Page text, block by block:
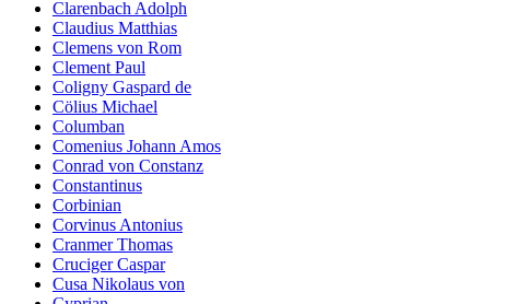
Clarenbach Adolph
Claudius Matthias
Clemens von Rom
Clement Paul
Coligny Gaspard de
Cölius Michael
Columban
Comenius Johann Amos
Conrad von Constanz
Constantinus
Corbinian
Corvinus Antonius
Cranmer Thomas
Cruciger Caspar
Cusa Nikolaus von